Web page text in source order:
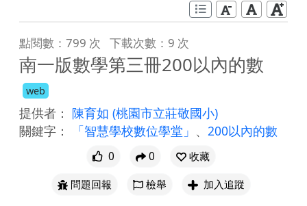
點閱數：799 次 下載次數：9 次
南一版數學第三冊200以內的數
web
提供者： 陳育如 (桃園市立莊敬國小)
關鍵字：
「智慧學校數位學堂」 、 200以內的數
0 0
收藏
問題回報
檢舉 加入追蹤